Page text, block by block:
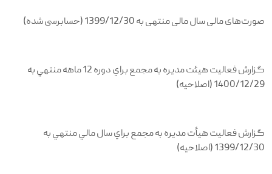
صورت‌های مالی سال مالی منتهی به 1399/12/30 (حسابرسی شده)
گزارش فعاليت هيئت مديره به مجمع براي دوره 12 ماهه منتهي به
1400/12/29 (اصلاحیه)
گزارش فعاليت هيأت مديره به مجمع براي سال مالي منتهي به
1399/12/30 (اصلاحیه)